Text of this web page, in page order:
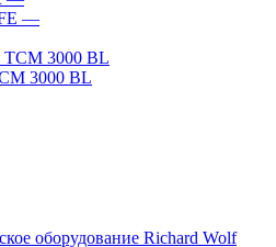
—
3000 BL